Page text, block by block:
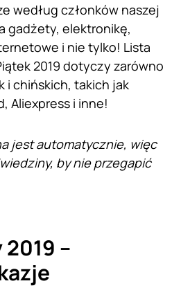
według członków naszej
gadżety, elektronikę,
i nie tylko! Lista
2019 dotyczy zarówno
i chińskich, takich jak
Aliexpress i inne!
jest automatycznie, więc
by nie przegapić
–